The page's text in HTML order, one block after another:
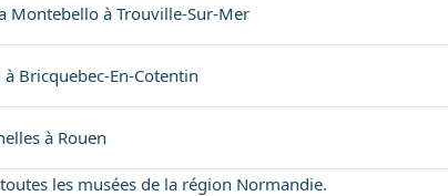
Montebello à Trouville-Sur-Mer
Bricquebec-En-Cotentin
à Rouen
les musées de la région Normandie.